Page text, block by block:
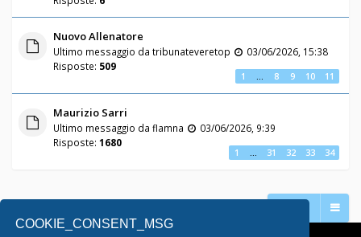
COOKIE_CONSENT_MSG
Nuovo Allenatore
Ultimo messaggio da tribunateveretop
03/06/2026, 15:38
Risposte: 509
1 8 9 10 11
Maurizio Sarri
Ultimo messaggio da flamna
03/06/2026, 9:39
Risposte: 1680
1 31 32 33 34